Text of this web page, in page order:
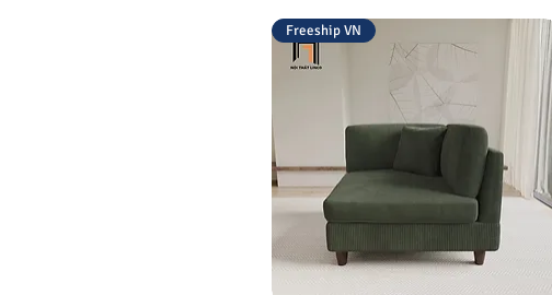
Freeship VN